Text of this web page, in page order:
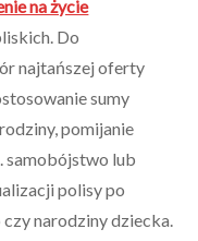
na życie
Do
najtańszej oferty
sumy
pomijanie
samobójstwo lub
polisy po
narodziny dziecka.